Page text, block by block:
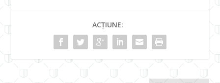
ACȚIUNE: